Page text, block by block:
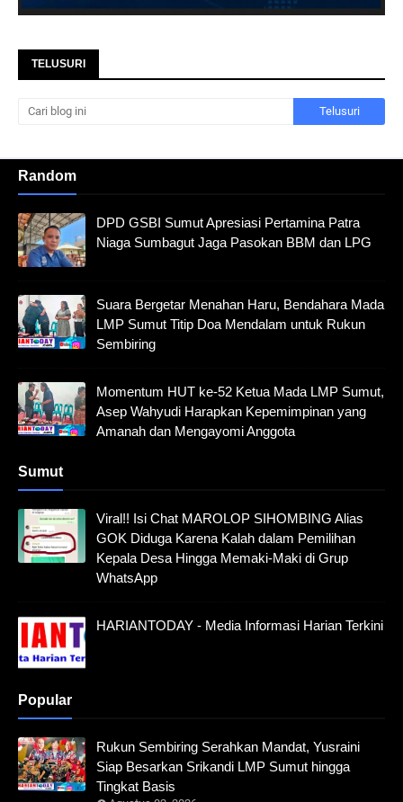
TELUSURI
Random
DPD GSBI Sumut Apresiasi Pertamina Patra
Niaga Sumbagut Jaga Pasokan BBM dan LPG
Suara Bergetar Menahan Haru, Bendahara Mada
LMP Sumut Titip Doa Mendalam untuk Rukun
Sembiring
Momentum HUT ke-52 Ketua Mada LMP Sumut,
Asep Wahyudi Harapkan Kepemimpinan yang
Amanah dan Mengayomi Anggota
Sumut
Viral!! Isi Chat MAROLOP SIHOMBING Alias
GOK Diduga Karena Kalah dalam Pemilihan
Kepala Desa Hingga Memaki-Maki di Grup
WhatsApp
HARIANTODAY - Media Informasi Harian Terkini
Popular
Rukun Sembiring Serahkan Mandat, Yusraini
Siap Besarkan Srikandi LMP Sumut hingga
Tingkat Basis